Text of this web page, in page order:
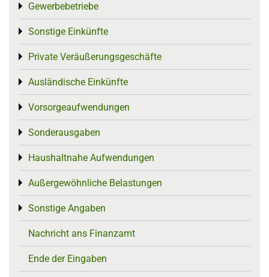
Gewerbebetriebe
Toggle menu
Sonstige Einkünfte
Toggle menu
Private Veräußerungsgeschäfte
Toggle menu
Ausländische Einkünfte
Toggle menu
Vorsorgeaufwendungen
Toggle menu
Sonderausgaben
Toggle menu
Haushaltnahe Aufwendungen
Toggle menu
Außergewöhnliche Belastungen
Toggle menu
Sonstige Angaben
Toggle menu
Nachricht ans Finanzamt
Ende der Eingaben